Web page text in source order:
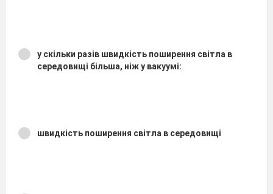
у скільки разів швидкість поширення світла в
середовищі більша, ніж у вакуумі:
швидкість поширення світла в середовищі